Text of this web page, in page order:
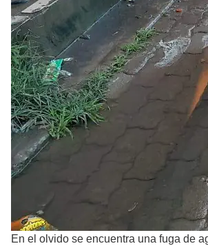
En el olvido se encuentra una fuga de